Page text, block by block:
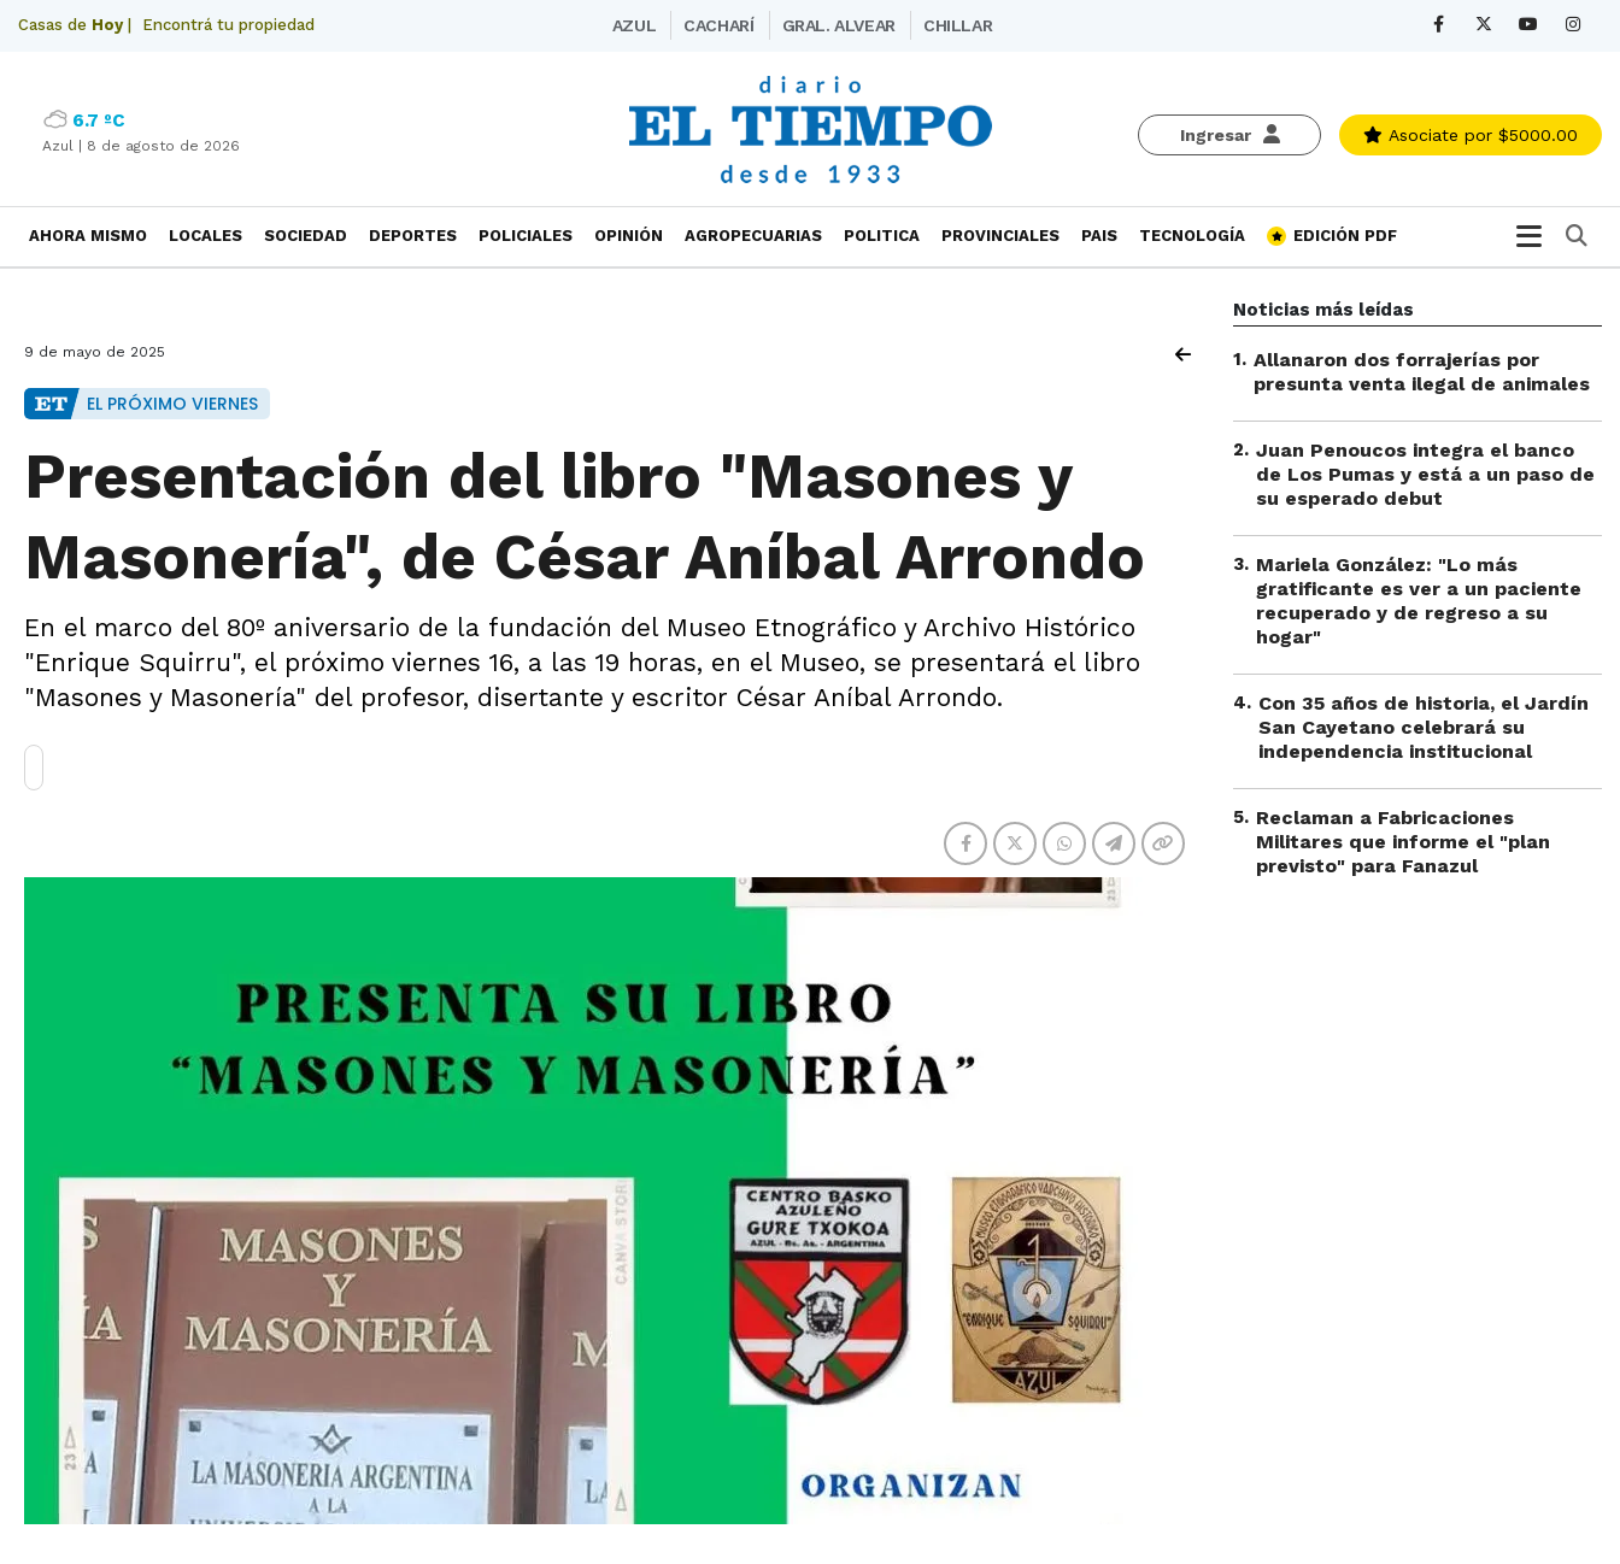
Casas de Hoy| Encontrá tu propiedad AZUL CACHARÍ GRAL. ALVEAR CHILLAR
Ingresar Asociate por $5000.00
6.7 ºC
Azul | 8 de agosto de 2026
AHORA MISMO LOCALES SOCIEDAD DEPORTES POLICIALES OPINIÓN AGROPECUARIAS POLITICA PROVINCIALES PAIS TECNOLOGÍA EDICIÓN PDF
9 de mayo de 2025
EL PRÓXIMO VIERNES
Presentación del libro "Masones y
Masonería", de César Aníbal Arrondo
En el marco del 80º aniversario de la fundación del Museo Etnográfico y Archivo Histórico
"Enrique Squirru", el próximo viernes 16, a las 19 horas, en el Museo, se presentará el libro
"Masones y Masonería" del profesor, disertante y escritor César Aníbal Arrondo.
Noticias más leídas
1. Allanaron dos forrajerías por
presunta venta ilegal de animales
2. Juan Penoucos integra el banco
de Los Pumas y está a un paso de
su esperado debut
3. Mariela González: "Lo más
gratificante es ver a un paciente
recuperado y de regreso a su
hogar"
4. Con 35 años de historia, el Jardín
San Cayetano celebrará su
independencia institucional
5. Reclaman a Fabricaciones
Militares que informe el "plan
previsto" para Fanazul